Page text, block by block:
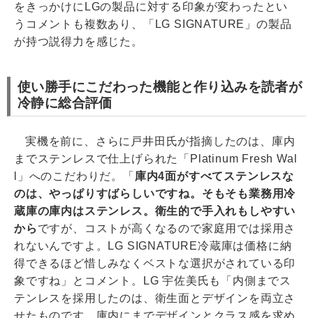
をきっかけにLGの製品に対する印象が変わったとい
うコメントも複数あり、「LG SIGNATURE」の製品
が持つ説得力を感じた。
使い勝手にこだわった機能と作り込みを読者が
冷静に総合評価
実機を前に、さらに戸井田氏が指摘したのは、庫内
までステンレスで仕上げられた「Platinum Fresh Wal
l」へのこだわりだ。「 庫内4面がすべてステンレスな
のは、やっぱりすばらしいですね。そもそも業務用冷
蔵庫の庫内はステンレス。衛生的で手入れもしやすい
から ですが、コストが高くなるので家庭用では採用さ
れないんですよ。LG SIGNATURE冷蔵庫は価格に納
得できるほど惜しみなくベストな選択がされている印
象ですね」とコメント。LG 宇佐美氏も「内側までス
テンレスを採用したのは、衛生面とデザインを両立さ